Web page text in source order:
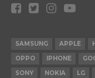
SAMSUNG APPLE
OPPO
IPHONE
SONY
NOKIA LG